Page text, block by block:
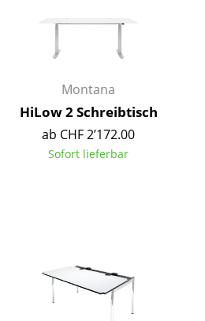
Kinderbetten
Nachttische & Bettzubehör
... alle Betten
Accessoires
Uhren
Tabletts
Montana
HiLow 2 Schreibtisch
ab CHF 2’172.00
Sofort lieferbar